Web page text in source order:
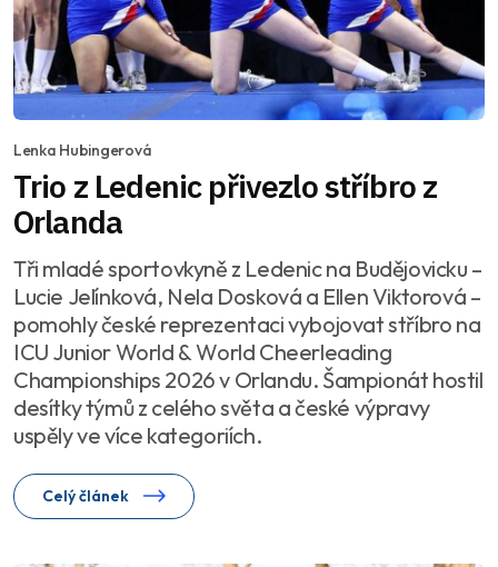
Lenka Hubingerová
Trio z Ledenic přivezlo stříbro z
Orlanda
Tři mladé sportovkyně z Ledenic na Budějovicku –
Lucie Jelínková, Nela Dosková a Ellen Viktorová –
pomohly české reprezentaci vybojovat stříbro na
ICU Junior World & World Cheerleading
Championships 2026 v Orlandu. Šampionát hostil
desítky týmů z celého světa a české výpravy
uspěly ve více kategoriích.
Celý článek